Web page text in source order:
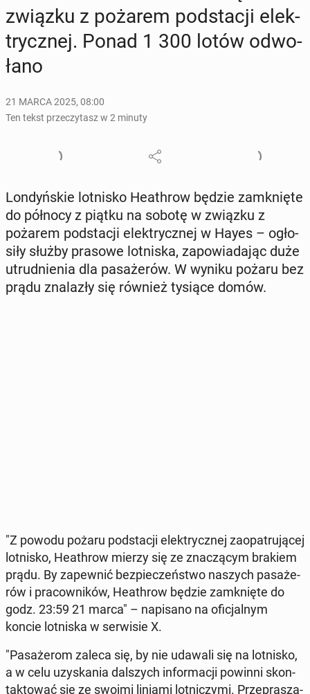
związku z pożarem pod­sta­cji elek­
trycz­nej. Ponad 1 300 lotów od­wo­
ła­no
21 MARCA 2025, 08:00
Ten tekst przeczytasz w 2 minuty
Lon­dyń­skie lot­ni­sko He­ath­row będzie za­mknię­te
do północy z piątku na sobotę w związku z
pożarem pod­sta­cji elek­trycz­nej w Hayes – ogło­
si­ły służby prasowe lot­ni­ska, za­po­wia­da­jąc duże
utrud­nie­nia dla pa­sa­że­rów. W wyniku pożaru bez
prądu zna­la­zły się również tysiące domów.
"Z powodu pożaru pod­sta­cji elek­trycz­nej za­opa­tru­ją­cej
lot­ni­sko, He­ath­row mierzy się ze zna­czą­cym brakiem
prądu. By za­pew­nić bez­pie­czeń­stwo naszych pa­sa­że­
rów i pra­cow­ni­ków, He­ath­row będzie za­mknię­te do
godz. 23:59 21 marca" – na­pi­sa­no na ofi­cjal­nym
koncie lot­ni­ska w ser­wi­sie X.
"Pa­sa­że­rom zaleca się, by nie udawali się na lot­ni­sko,
a w celu uzy­ska­nia dal­szych in­for­ma­cji powinni skon­
tak­to­wać się ze swoimi liniami lot­ni­czy­mi. Prze­pra­sza­